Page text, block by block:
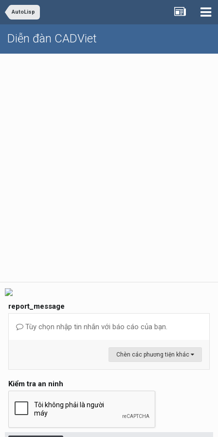
AutoLisp
Diễn đàn CADViet
report_message
Tùy chọn nhập tin nhắn với báo cáo của bạn.
Chèn các phương tiện khác
Kiểm tra an ninh